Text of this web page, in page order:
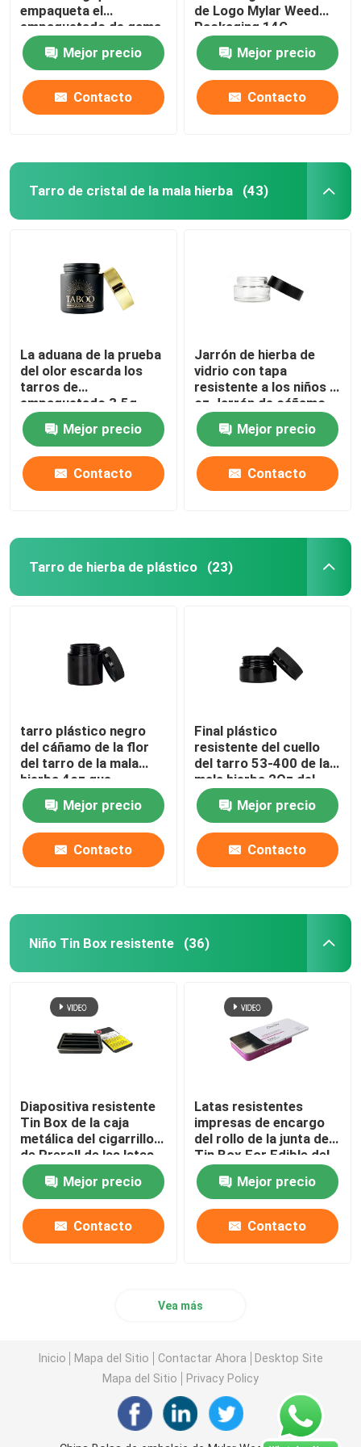
Embalaje de cartuchos de vape
Tarro de cristal del concentrado
Tarro de cristal de la tapa de bambú
Botella de cristal del dropper
Molinillo de hierbas y tabaco
Cono Pre-Roll
empaqueta el
empaquetado de gama
alta brillante de la mala
hierba Mejor precio
Contacto
de Logo Mylar Weed
Packaging 14G
florecen el
empaquetado
Mejor precio
Contacto
Tarro de cristal de la mala hierba (43)
La aduana de la prueba
del olor escarda los
tarros de
empaquetado 3.5g
para la flor del cáñamo
Mejor precio
Contacto
Jarrón de hierba de
vidrio con tapa
resistente a los niños 1
oz Jarrón de cáñamo
hermético con tapa a
prueba de niños
Mejor precio
Contacto
Tarro de hierba de plástico (23)
tarro plástico negro
del cáñamo de la flor
del tarro de la mala
hierba 4oz que
empaqueta con el
casquilloMejor precio
Contacto
Final plástico
resistente del cuello
del tarro 53-400 de la
mala hierba 2Oz del
niño blanco negro
Mejor precio
Contacto
Niño Tin Box resistente (36)
Diapositiva resistente
Tin Box de la caja
metálica del cigarrillo
de Preroll de las latas
del niño reutilizable
Mejor precio
Contacto
Latas resistentes
impresas de encargo
del rollo de la junta de
Tin Box For Edible del
niño pre
Mejor precio
Contacto
Vea más
Inicio Mapa del Sitio Contactar Ahora
Desktop Site
Mapa del Sitio
Privacy Policy